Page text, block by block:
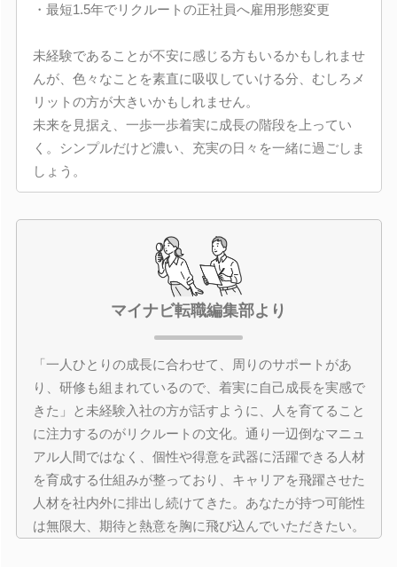
・最短1.5年でリクルートの正社員へ雇用形態変更
未経験であることが不安に感じる方もいるかもしれませ
んが、色々なことを素直に吸収していける分、むしろメ
リットの方が大きいかもしれません。
未来を見据え、一歩一歩着実に成長の階段を上ってい
く。シンプルだけど濃い、充実の日々を一緒に過ごしま
しょう。
マイナビ転職編集部より
「一人ひとりの成長に合わせて、周りのサポートがあ
り、研修も組まれているので、着実に自己成長を実感で
きた」と未経験入社の方が話すように、人を育てること
に注力するのがリクルートの文化。通り一辺倒なマニュ
アル人間ではなく、個性や得意を武器に活躍できる人材
を育成する仕組みが整っており、キャリアを飛躍させた
人材を社内外に排出し続けてきた。あなたが持つ可能性
は無限大、期待と熱意を胸に飛び込んでいただきたい。